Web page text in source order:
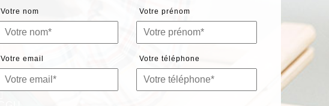
Votre nom Votre prénom
Votre email Votre téléphone